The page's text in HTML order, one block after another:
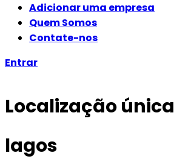
Adicionar uma empresa
Quem Somos
Contate-nos
Entrar
Localização única
lagos